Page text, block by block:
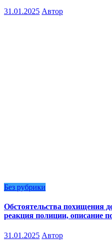
31.01.2025 Автор
Без рубрики
Обстоятельства похищения
реакция полиции, описание
31.01.2025 Автор